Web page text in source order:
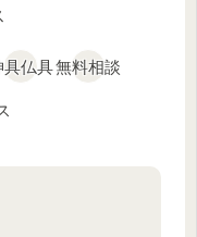
具仏具無料相談